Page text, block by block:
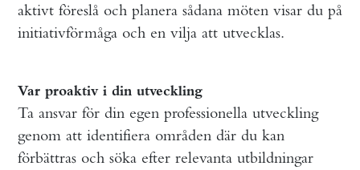
aktivt föreslå och planera sådana möten visar du på
initiativförmåga och en vilja att utvecklas.
Var proaktiv i din utveckling
Ta ansvar för din egen professionella utveckling
genom att identifiera områden där du kan
förbättras och söka efter relevanta utbildningar